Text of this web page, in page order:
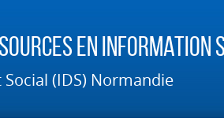
en Information
(IDS) Normandie